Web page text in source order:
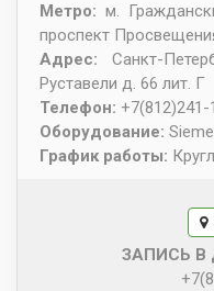
Метро: м.
проспект
Адрес: Санкт-
Руставели д. 66 лит. Г
Телефон: +7(812)241-
Оборудование:
График работы:
ЗАПИСЬ В